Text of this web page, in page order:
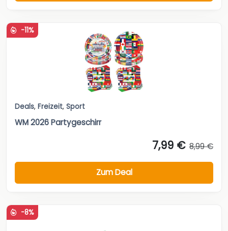
-11%
Deals, Freizeit, Sport
WM 2026 Partygeschirr
7,99 € 8,99 €
Zum Deal
-8%